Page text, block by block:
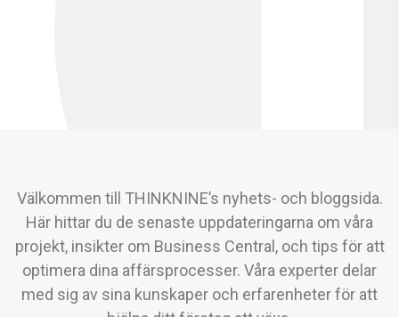
Välkommen till THINKNINE’s nyhets- och bloggsida.
Här hittar du de senaste uppdateringarna om våra
projekt, insikter om Business Central, och tips för att
optimera dina affärsprocesser. Våra experter delar
med sig av sina kunskaper och erfarenheter för att